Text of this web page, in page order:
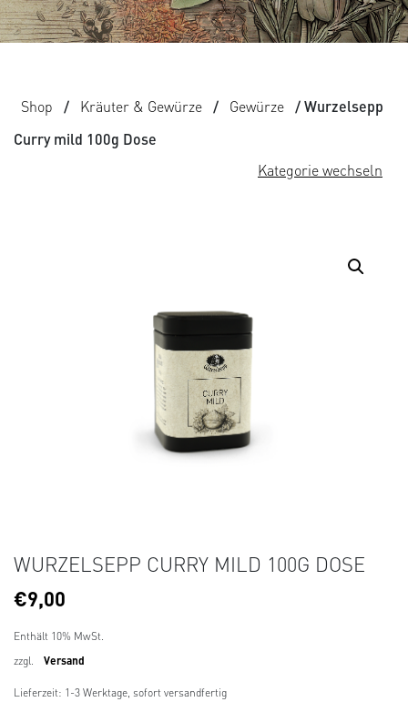
Shop / Kräuter & Gewürze / Gewürze
/ Wurzelsepp
Curry mild 100g Dose
Kategorie wechseln
WURZELSEPP CURRY MILD 100G DOSE
€9,00
Enthält 10% MwSt.
zzgl.
Versand
Lieferzeit: 1-3 Werktage, sofort versandfertig